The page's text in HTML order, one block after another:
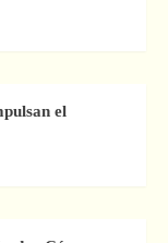
el